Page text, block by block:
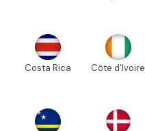
Costa Rica Côte d'Ivoire